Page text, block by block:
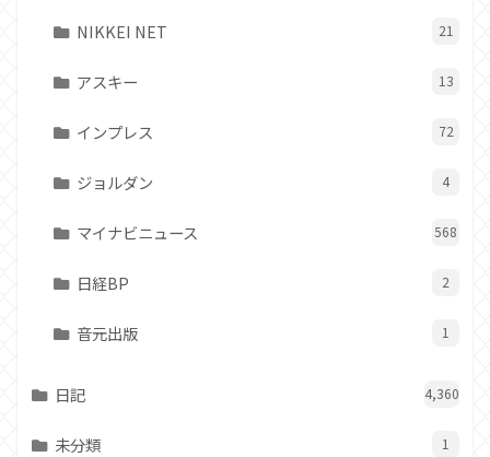
NIKKEI NET 21
アスキー 13
インプレス 72
ジョルダン 4
マイナビニュース 568
日経BP 2
音元出版 1
日記 4,360
未分類 1